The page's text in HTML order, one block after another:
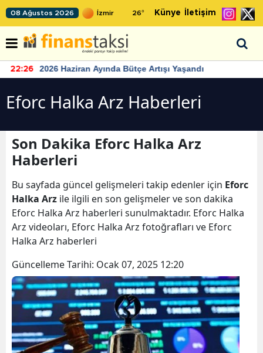
08 Ağustos 2026 26° Künye İletişim
22:26 2026 Haziran Ayında Bütçe Artışı Yaşandı
Eforc Halka Arz Haberleri
Son Dakika Eforc Halka Arz
Haberleri
Bu sayfada güncel gelişmeleri takip edenler için Eforc
Halka Arz ile ilgili en son gelişmeler ve son dakika
Eforc Halka Arz haberleri sunulmaktadır. Eforc Halka
Arz videoları, Eforc Halka Arz fotoğrafları ve Eforc
Halka Arz haberleri
Güncelleme Tarihi: Ocak 07, 2025 12:20